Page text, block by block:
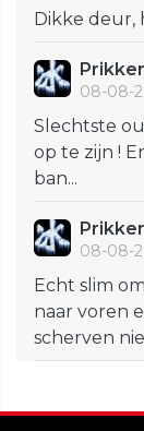
Dikke deur,
Prikker
08-08-
Slechtste
op te zijn !
ban...
Prikker
08-08-
Echt slim
naar voren
scherven